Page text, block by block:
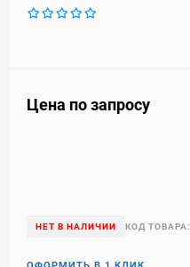
Цена по запросу
НЕТ В НАЛИЧИИ КОД ТОВАРА: